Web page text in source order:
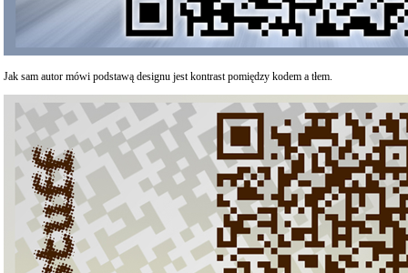
Jak sam autor mówi podstawą designu jest kontrast pomiędzy kodem a tłem.